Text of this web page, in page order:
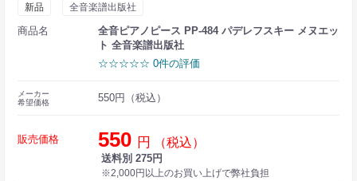
新品 全音楽譜出版社
商品名
全音ピアノピース PP-484 パデレフスキー メヌエッ
ト 全音楽譜出版社
☆☆☆☆☆ 0件の評価
メーカー
希望価格
550円（税込）
販売価格 550 円 （税込）
送料別 275円
※2,000円以上のお買い上げで弊社負担